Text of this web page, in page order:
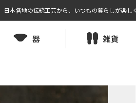
日本各地の伝統工芸から、いつもの暮らしが楽し
器 雑貨